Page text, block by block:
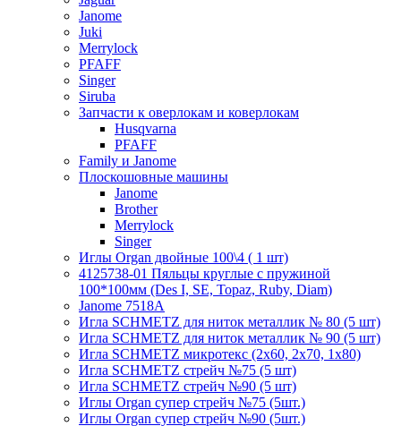
Janome
Juki
Merrylock
PFAFF
Singer
Siruba
Запчасти к оверлокам и коверлокам
Husqvarna
PFAFF
Family и Janome
Плоскошовные машины
Janome
Brother
Merrylock
Singer
Иглы Organ двойные 100\4 ( 1 шт)
4125738-01 Пяльцы круглые с пружиной
100*100мм (Des I, SE, Topaz, Ruby, Diam)
Janome 7518A
Игла SCHMETZ для ниток металлик № 80 (5 шт)
Игла SCHMETZ для ниток металлик № 90 (5 шт)
Игла SCHMETZ микротекс (2х60, 2х70, 1х80)
Игла SCHMETZ стрейч №75 (5 шт)
Игла SCHMETZ стрейч №90 (5 шт)
Иглы Organ супер стрейч №75 (5шт.)
Иглы Organ супер стрейч №90 (5шт.)